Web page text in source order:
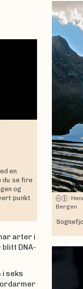
en
du se fire
og
punkt
arter i
DNA-
i seks
|
Bergen